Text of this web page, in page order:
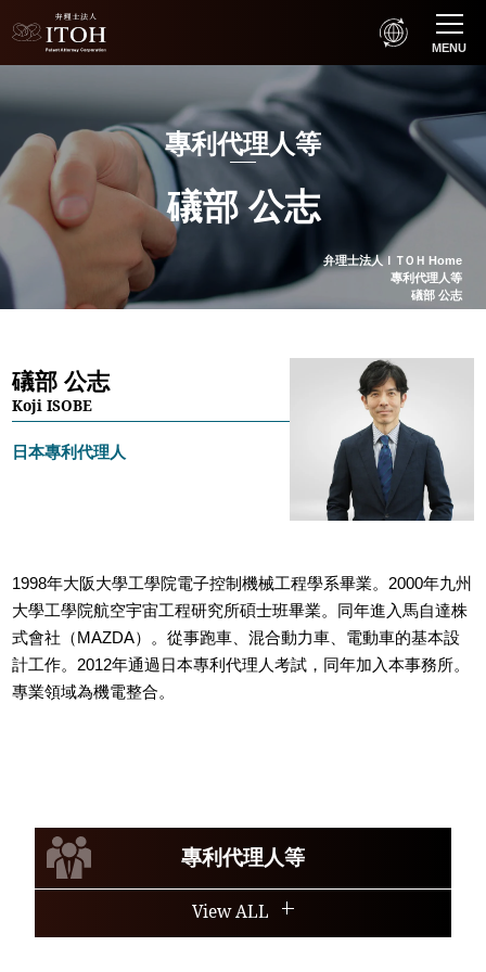
MENU
礒部 公志
專利代理人等
弁理士法人ＩＴＯＨ Home
專利代理人等
礒部 公志
礒部 公志
Koji ISOBE
日本專利代理人
1998年大阪大學工學院電子控制機械工程學系畢業。2000年九州
大學工學院航空宇宙工程研究所碩士班畢業。同年進入馬自達株
式會社（MAZDA）。從事跑車、混合動力車、電動車的基本設
計工作。2012年通過日本專利代理人考試，同年加入本事務所。
專業領域為機電整合。
專利代理人等
View ALL